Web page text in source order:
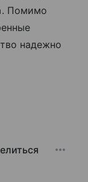
Помимо
надежно